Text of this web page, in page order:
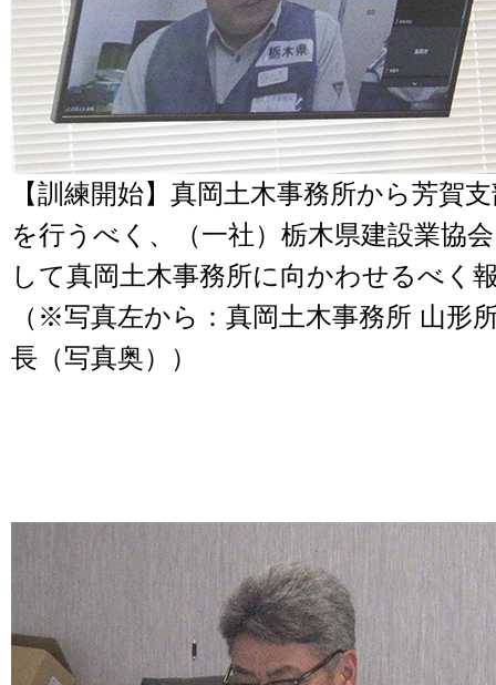
【訓練開始】真岡土木事務所から芳賀
を行うべく、（一社）栃木県建設業協
して真岡土木事務所に向かわせるべく
（※写真左から：真岡土木事務所 山形
長（写真奥））